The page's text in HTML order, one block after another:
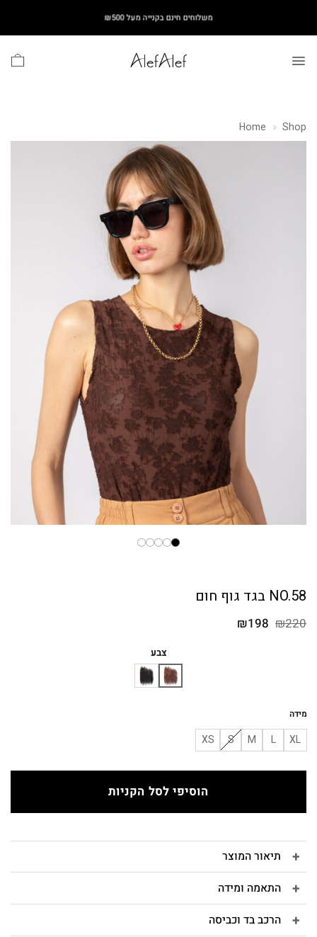
content
משלוחים חינם בקנייה מעל ₪500
Home » Shop
NO.58 בגד גוף חום
₪220 המחיר
₪198
צבע
מידה
XL
L
M
S
XS
הוסיפי לסל הקניות
תיאור המוצר
התאמה ומידה
הרכב בד וכביסה